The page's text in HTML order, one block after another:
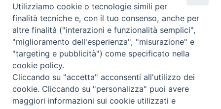
ORARI MESSE
LITURGIA DELLE ORE
GALLERIE FOTOGRAFICHE
Utilizziamo cookie o tecnologie simili per
finalità tecniche e, con il tuo consenso, anche per
altre finalità ("interazioni e funzionalità semplici",
"miglioramento dell'esperienza", "misurazione" e
"targeting e pubblicità") come specificato nella
cookie policy.
Cliccando su "accetta" acconsenti all'utilizzo dei
cookie. Cliccando su "personalizza" puoi avere
maggiori informazioni sui cookie utilizzati e